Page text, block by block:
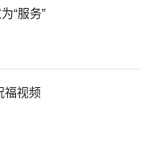
“服务”
福视频